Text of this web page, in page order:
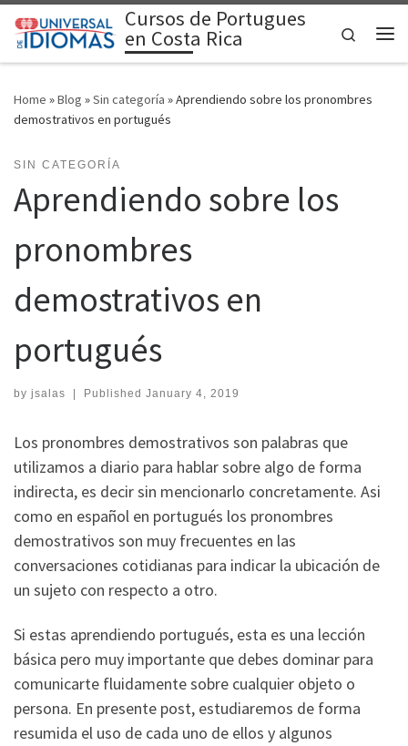
Skip to content Cursos de Portugues
en Costa Rica
Search
Home »Blog »Sin categoría »Aprendiendo sobre los pronombres
demostrativos en portugués
SIN CATEGORÍA
Aprendiendo sobre los
pronombres
demostrativos en
portugués
by jsalas Published January 4, 2019
Los pronombres demostrativos son palabras que
utilizamos a diario para hablar sobre algo de forma
indirecta, es decir sin mencionarlo concretamente. Asi
como en español en portugués los pronombres
demostrativos son muy frecuentes en las
conversaciones cotidianas para indicar la ubicación de
un sujeto con respecto a otro.
Si estas aprendiendo portugués, esta es una lección
básica pero muy importante que debes dominar para
comunicarte fluidamente sobre cualquier objeto o
persona. En presente post, estudiaremos de forma
resumida el uso de cada uno de ellos y algunos